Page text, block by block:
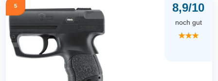
5 8,9/10
noch gut
★★★